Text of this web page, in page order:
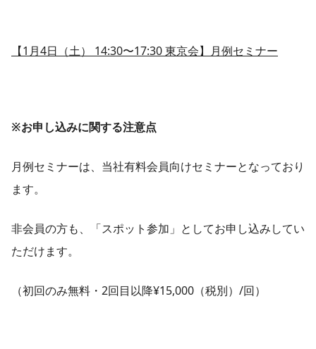
【1月4日（土） 14:30〜17:30 東京会】月例セミナー
※お申し込みに関する注意点
月例セミナーは、当社有料会員向けセミナーとなっており
ます。
非会員の方も、「スポット参加」としてお申し込みしてい
ただけます。
（初回のみ無料・2回目以降¥15,000（税別）/回）